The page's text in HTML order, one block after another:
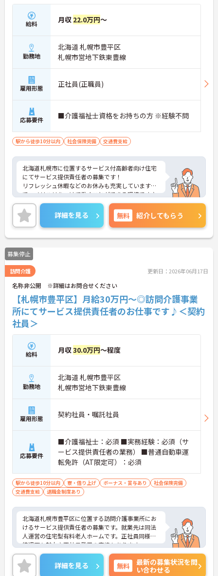
給料 月収 22.0万円～
勤務地
北海道 札幌市豊平区
札幌市営地下鉄東豊線
雇用形態 正社員(正職員)
応募要件 ■介護福祉士資格をお持ちの方 ※経験不問
駅から徒歩10分以内 社会保険完備 交通費支給
北海道札幌市に位置するサービス付高齢者向け住宅
にてサービス提供責任者の募集です！
リフレッシュ休暇などのお休みも充実していますの
で、メリハリをつけて働くことができる環境です♪
ご興味ある方には、面接対策ポイントなど、さらに
詳細をお話しいたしますのでお気軽にご相談くださ
い！
詳細を見る 無料 紹介してもらう
募集停止
訪問介護 更新日：2026年06月17日
名称非公開 ※詳細はお問合せください
【札幌市豊平区】月給30万円～◎訪問介護事業
所にてサービス提供責任者のお仕事です♪＜契約
社員＞
給料 月収30.0万円～程度
勤務地
北海道 札幌市豊平区
札幌市営地下鉄東豊線
雇用形態 契約社員・嘱託社員
応募要件
■介護福祉士：必須 ■実務経験：必須（サ
ービス提供責任者の業務） ■普通自動車運
転免許（AT限定可）：必須
駅から徒歩10分以内 寮・借り上げ ボーナス・賞与あり
社会保険完備
交通費支給
退職金制度あり
北海道札幌市豊平区に位置する訪問介護事業所にお
けるサービス提供責任者の募集です。就業先は同法
人運営の住宅型有料老人ホームです。正社員同様の
待遇面も魅力♪正社員登用の実績もあります。
ご興味のある方には、面接対策ポイントなど、さら
に詳細をお話しいたしますのでお気軽にご相談くだ
さい！
詳細を見る 無料
最新の募集状況を問
い合わせる